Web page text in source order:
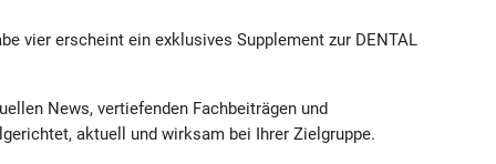
vier erscheint ein exklusives Supplement zur DENTAL
News, vertiefenden Fachbeiträgen und
aktuell und wirksam bei Ihrer Zielgruppe.